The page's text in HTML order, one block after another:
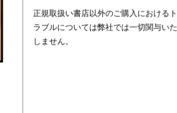
正規取扱い書店以外のご購入におけるト
ラブルについては弊社では一切関与いた
しません。